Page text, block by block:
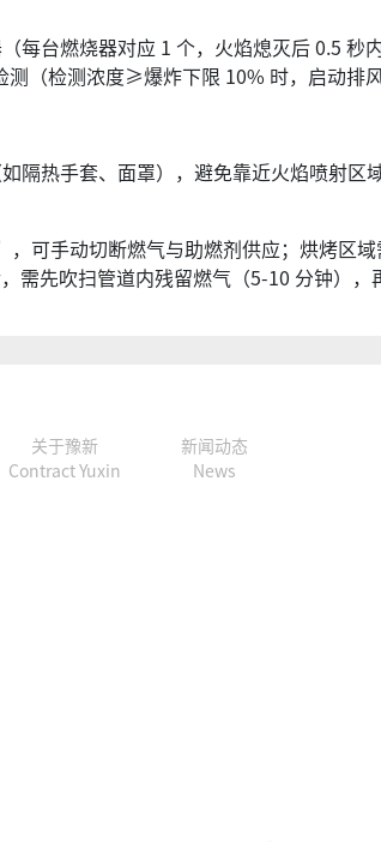
台燃烧器对应 1 个，火焰熄灭后 0.5 秒
（检测浓度≥爆炸下限 10% 时，启动排风
热手套、面罩），避免靠近火焰喷射区
可手动切断燃气与助燃剂供应；烘烤区
先吹扫管道内残留燃气（5-10 分钟），
关于豫新
Contract Yuxin
新闻动态
News